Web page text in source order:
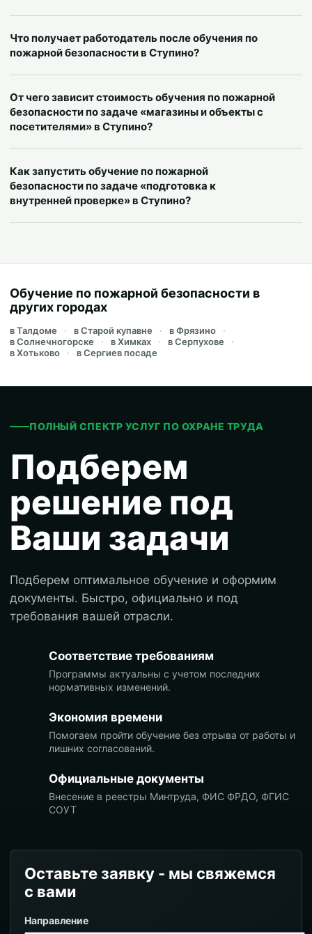
Что получает работодатель после обучения по
пожарной безопасности в Ступино?
От чего зависит стоимость обучения по пожарной
безопасности по задаче «магазины и объекты с
посетителями» в Ступино?
Как запустить обучение по пожарной
безопасности по задаче «подготовка к
внутренней проверке» в Ступино?
Обучение по пожарной безопасности в
других городах
в Талдоме в Старой купавне
в Фрязино
в Солнечногорске
в Химках
в Серпухове
в Хотьково
в Сергиев посаде
ПОЛНЫЙ СПЕКТР УСЛУГ ПО ОХРАНЕ ТРУДА
Подберем
решение под
Ваши задачи
Подберем оптимальное обучение и оформим
документы. Быстро, официально и под
требования вашей отрасли.
Соответствие требованиям
Программы актуальны с учетом последних
нормативных изменений.
Экономия времени
Помогаем пройти обучение без отрыва от работы и
лишних согласований.
Официальные документы
Внесение в реестры Минтруда, ФИС ФРДО, ФГИС
СОУТ
Оставьте заявку - мы свяжемся
с вами
Направление